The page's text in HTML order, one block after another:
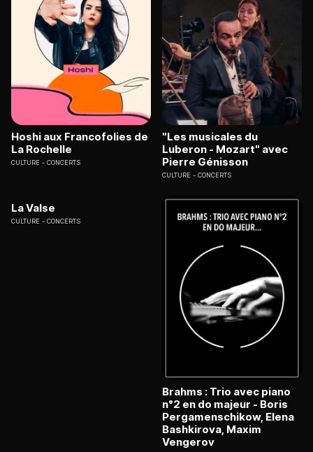
Hoshi aux Francofolies de
La Rochelle
CULTURE CONCERTS
"Les musicales du
Luberon - Mozart" avec
Pierre Génisson
CULTURE CONCERTS
La Valse
CULTURE CONCERTS
Brahms : Trio avec piano
n°2 en do majeur - Boris
Pergamenschikow, Elena
Bashkirova, Maxim
Vengerov